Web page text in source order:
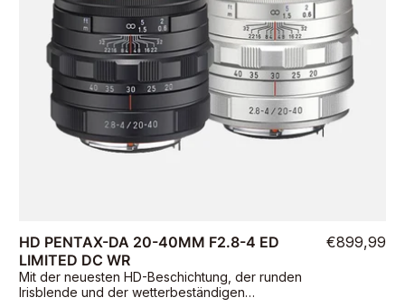
HD PENTAX-DA 20-40MM F2.8-4 ED
LIMITED DC WR
Mit der neuesten HD-Beschichtung, der runden
Irisblende und der wetterbeständigen
€899,99